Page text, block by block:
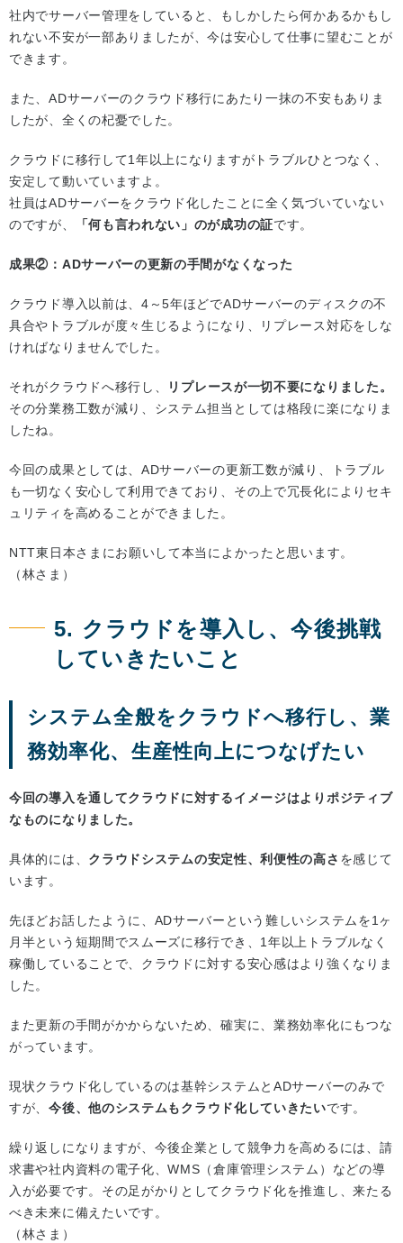
社内でサーバー管理をしていると、もしかしたら何かあるかもし
れない不安が一部ありましたが、今は安心して仕事に望むことが
できます。
また、ADサーバーのクラウド移行にあたり一抹の不安もありま
したが、全くの杞憂でした。
クラウドに移行して1年以上になりますがトラブルひとつなく、
安定して動いていますよ。
社員はADサーバーをクラウド化したことに全く気づいていない
のですが、
「何も言われない」のが成功の証です。
成果②：ADサーバーの更新の手間がなくなった
クラウド導入以前は、4～5年ほどでADサーバーのディスクの不
具合やトラブルが度々生じるようになり、リプレース対応をしな
ければなりませんでした。
それがクラウドへ移行し、
リプレースが一切不要になりました。
その分業務工数が減り、システム担当としては格段に楽になりま
したね。
今回の成果としては、ADサーバーの更新工数が減り、トラブル
も一切なく安心して利用できており、その上で冗長化によりセキ
ュリティを高めることができました。
NTT東日本さまにお願いして本当によかったと思います。
（林さま）
5. クラウドを導入し、今後挑戦
していきたいこと
システム全般をクラウドへ移行し、業
務効率化、生産性向上につなげたい
今回の導入を通してクラウドに対するイメージはよりポジティブ
なものになりました。
具体的には、 クラウドシステムの安定性、利便性の高さ を感じて
います。
先ほどお話したように、ADサーバーという難しいシステムを1ヶ
月半という短期間でスムーズに移行でき、1年以上トラブルなく
稼働していることで、クラウドに対する安心感はより強くなりま
した。
また更新の手間がかからないため、確実に、業務効率化にもつな
がっています。
現状クラウド化しているのは基幹システムとADサーバーのみで
すが、今後、他のシステムもクラウド化していきたいです。
繰り返しになりますが、今後企業として競争力を高めるには、請
求書や社内資料の電子化、WMS（倉庫管理システム）などの導
入が必要です。その足がかりとしてクラウド化を推進し、来たる
べき未来に備えたいです。
（林さま）